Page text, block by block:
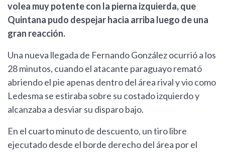
volea muy potente con la pierna izquierda, que
Quintana pudo despejar hacia arriba luego de una
gran reacción.
Una nueva llegada de Fernando González ocurrió a los
28 minutos, cuando el atacante paraguayo remató
abriendo el pie apenas dentro del área rival y vio como
Ledesma se estiraba sobre su costado izquierdo y
alcanzaba a desviar su disparo bajo.
En el cuarto minuto de descuento, un tiro libre
ejecutado desde el borde derecho del área por el